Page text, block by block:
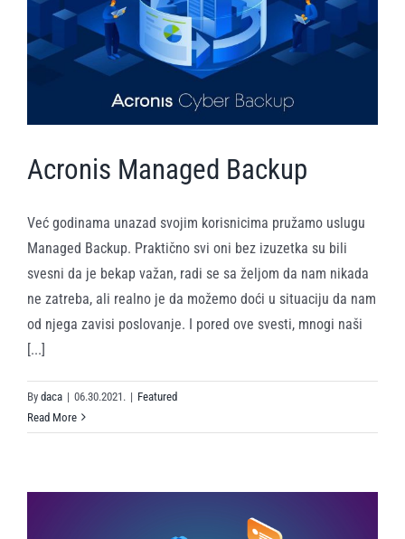
Acronis Managed Backup
Već godinama unazad svojim korisnicima pružamo uslugu
Managed Backup. Praktično svi oni bez izuzetka su bili
svesni da je bekap važan, radi se sa željom da nam nikada
ne zatreba, ali realno je da možemo doći u situaciju da nam
od njega zavisi poslovanje. I pored ove svesti, mnogi naši
[...]
By daca | 06.30.2021. | Featured
Read More